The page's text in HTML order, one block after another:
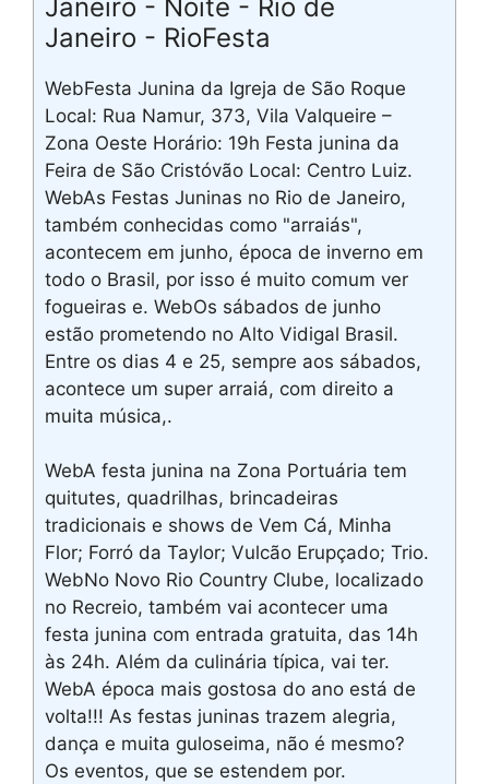
Janeiro - Noite - Rio de
Janeiro - RioFesta
WebFesta Junina da Igreja de São Roque
Local: Rua Namur, 373, Vila Valqueire –
Zona Oeste Horário: 19h Festa junina da
Feira de São Cristóvão Local: Centro Luiz.
WebAs Festas Juninas no Rio de Janeiro,
também conhecidas como "arraiás",
acontecem em junho, época de inverno em
todo o Brasil, por isso é muito comum ver
fogueiras e. WebOs sábados de junho
estão prometendo no Alto Vidigal Brasil.
Entre os dias 4 e 25, sempre aos sábados,
acontece um super arraiá, com direito a
muita música,.
WebA festa junina na Zona Portuária tem
quitutes, quadrilhas, brincadeiras
tradicionais e shows de Vem Cá, Minha
Flor; Forró da Taylor; Vulcão Erupçado; Trio.
WebNo Novo Rio Country Clube, localizado
no Recreio, também vai acontecer uma
festa junina com entrada gratuita, das 14h
às 24h. Além da culinária típica, vai ter.
WebA época mais gostosa do ano está de
volta!!! As festas juninas trazem alegria,
dança e muita guloseima, não é mesmo?
Os eventos, que se estendem por.